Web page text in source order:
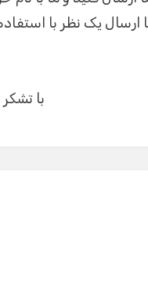
ارسال یک نظر با
با